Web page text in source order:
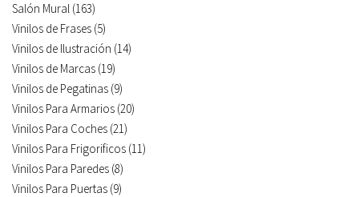
Salón Mural (163)
Vinilos de Frases (5)
Vinilos de Ilustración (14)
Vinilos de Marcas (19)
Vinilos de Pegatinas (9)
Vinilos Para Armarios (20)
Vinilos Para Coches (21)
Vinilos Para Frigorificos (11)
Vinilos Para Paredes (8)
Vinilos Para Puertas (9)